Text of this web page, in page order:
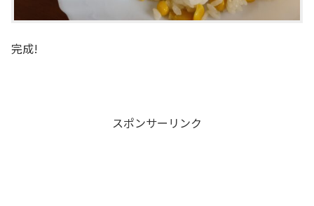
完成!
スポンサーリンク